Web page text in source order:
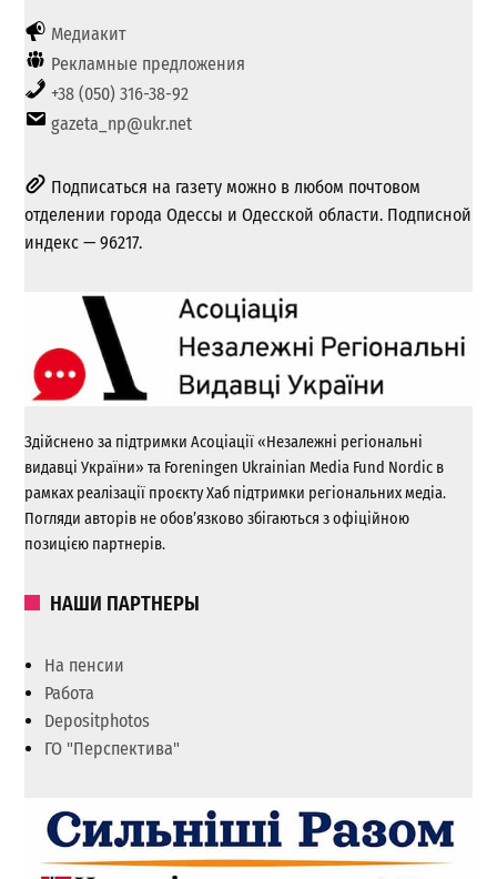
Медиакит
Рекламные предложения
+38 (050) 316-38-92
gazeta_np@ukr.net
Подписаться на газету можно в любом почтовом
отделении города Одессы и Одесской области. Подписной
индекс — 96217.
Здійснено за підтримки Асоціації «Незалежні регіональні
видавці України» та Foreningen Ukrainian Media Fund Nordic в
рамках реалізації проєкту Хаб підтримки регіональних медіа.
Погляди авторів не обов’язково збігаються з офіційною
позицією партнерів.
НАШИ ПАРТНЕРЫ
На пенсии
Работа
Depositphotos
ГО "Перспектива"